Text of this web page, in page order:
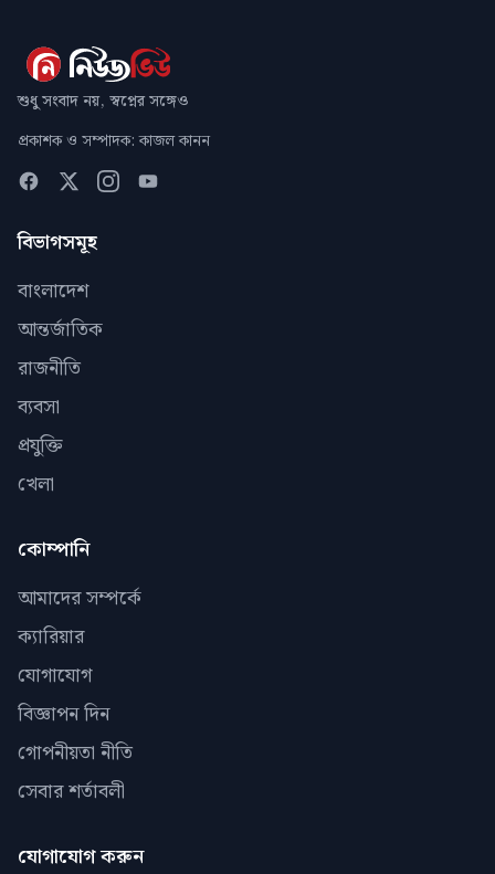
শুধু সংবাদ নয়, স্বপ্নের সঙ্গেও
প্রকাশক ও সম্পাদক: কাজল কানন
বিভাগসমূহ
বাংলাদেশ
আন্তর্জাতিক
রাজনীতি
ব্যবসা
প্রযুক্তি
খেলা
কোম্পানি
আমাদের সম্পর্কে
ক্যারিয়ার
যোগাযোগ
বিজ্ঞাপন দিন
গোপনীয়তা নীতি
সেবার শর্তাবলী
যোগাযোগ করুন